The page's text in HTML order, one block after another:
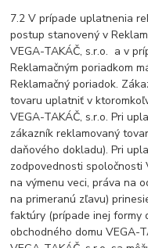
7.2 V prípade uplatnenia
postup stanovený v
VEGA-TAKÁČ, s.r.o. a v
Reklamačným poriadkom
Reklamačný poriadok.
tovaru uplatniť v
VEGA-TAKÁČ, s.r.o. Pri
zákazník reklamovaný
daňového dokladu). Pri
zodpovednosti spoločnosti
na výmenu veci, práva na
na primeranú zľavu)
faktúry (prípade inej formy
obchodného domu VEGA-